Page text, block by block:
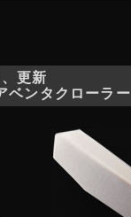
更新
ベンタクローラー